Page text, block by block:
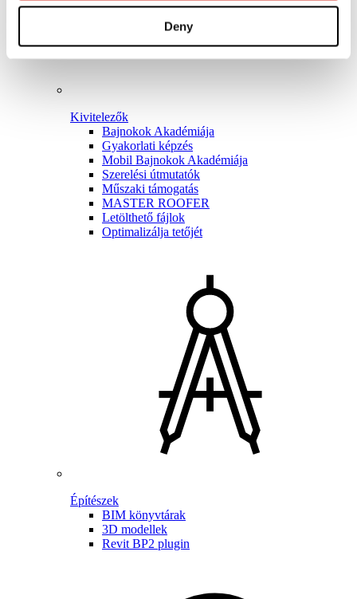
Deny
Kivitelezők
Bajnokok Akadémiája
Gyakorlati képzés
Mobil Bajnokok Akadémiája
Szerelési útmutatók
Műszaki támogatás
MASTER ROOFER
Letölthető fájlok
Optimalizálja tetőjét
Építészek
BIM könyvtárak
3D modellek
Revit BP2 plugin